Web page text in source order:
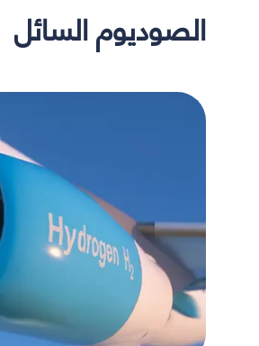
الصوديوم السائل